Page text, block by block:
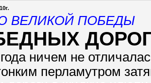
ВЕЛИКОЙ ПОБЕДЫ
ничем не
перламутром